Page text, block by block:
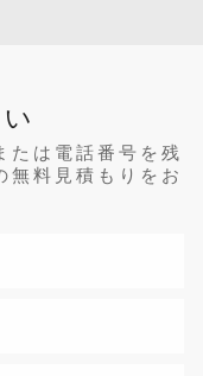
たは電話番号を残
無料見積もりをお